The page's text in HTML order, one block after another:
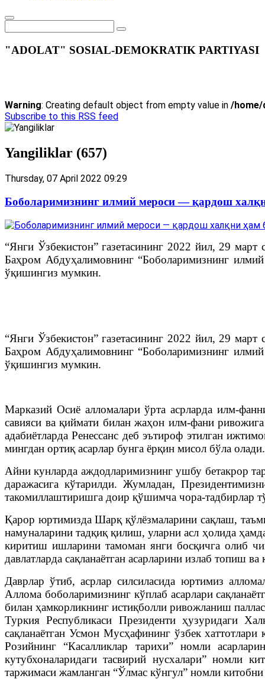
"ADOLAT" SOSIAL-DEMOKRATIK PARTIYASI
Warning: Creating default object from empty value in /home/
Subscribe to this RSS feed
Yangiliklar (657)
Thursday, 07 April 2022 09:29
Боболаримизнинг илмий мероси — қардош
“Янги Ўзбекистон” газетасининг 2022 йил, 29
Баҳром Абдуҳалимовнинг “Боболаримизнинг
ўқишингиз мумкин.
“Янги Ўзбекистон” газетасининг 2022 йил, 29
Баҳром Абдуҳалимовнинг “Боболаримизнинг
ўқишингиз мумкин.
Марказий Осиё алломалари ўрта асрларда илм-
савияси ва қиймати билан жаҳон илм-фани
адабиётларда Ренессанс деб эътироф этилган
мингдан ортиқ асарлар бунга ёрқин мисол бўла олади.
Айни кунларда аждодларимизнинг ушбу бетакрор
даражасига кўтарилди. Жумладан,
такомиллаштиришга доир қўшимча чора-тадбирлар
Қарор юртимизда Шарқ қўлёзмаларини сақлаш,
намуналарини тадқиқ қилиш, уларни асл ҳолида
киритиш ишларини тамоман янги босқичга олиб
давлатларда сақланаётган асарларини излаб топиш
Даврлар ўтиб, асрлар силсиласида юртимиз
Аллома боболаримизнинг кўплаб асарлари
билан ҳамкорликнинг истиқболли ривожланиш
Туркия Республикаси Президенти ҳузуридаги
сақланаётган Усмон Мусҳафининг ўзбек
Розийнинг “Касалликлар тарихи” номли
кутубхоналаридаги тасвирий нусхалари”
таржимаси жамланган “Ўлмас кўнгул” номли